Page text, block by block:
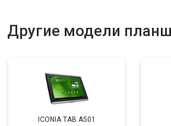
Другие модели
ICONIA TAB A501